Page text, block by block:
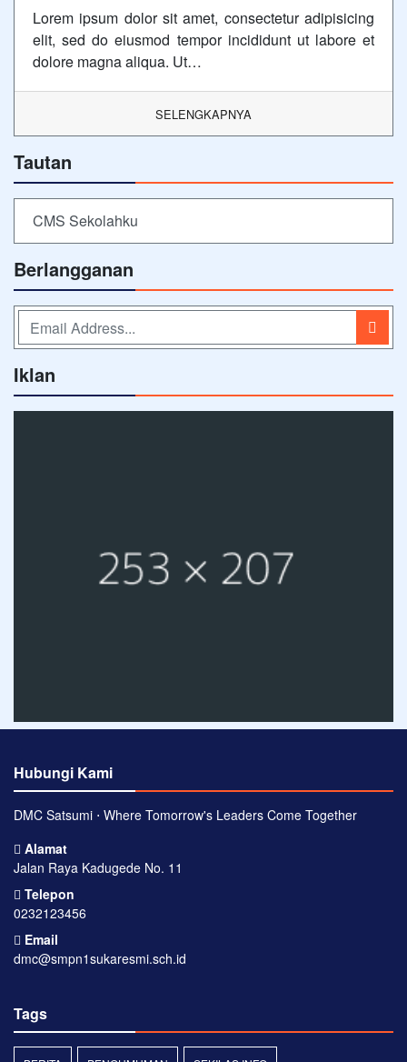
Lorem ipsum dolor sit amet, consectetur adipisicing
elit, sed do eiusmod tempor incididunt ut labore et
dolore magna aliqua. Ut…
SELENGKAPNYA
Tautan
CMS Sekolahku
Berlangganan
Iklan
Hubungi Kami
DMC Satsumi ⋅ Where Tomorrow's Leaders Come Together
Alamat
Jalan Raya Kadugede No. 11
Telepon
0232123456
Email
dmc@smpn1sukaresmi.sch.id
Tags